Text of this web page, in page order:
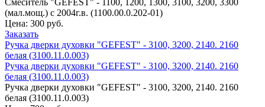
Смеситель "GEFEST" - 1100, 1200, 1300, 3100, 3200, 3300
(мал.мощ.) с 2004г.в. (1100.00.0.202-01)
Цена: 300 руб.
Заказать
Ручка дверки духовки "GEFEST" - 3100, 3200, 2140. 2160
белая (3100.11.0.003)
Ручка дверки духовки "GEFEST" - 3100, 3200, 2140. 2160
белая (3100.11.0.003)
Ручка дверки духовки "GEFEST" - 3100, 3200, 2140. 2160
белая (3100.11.0.003)